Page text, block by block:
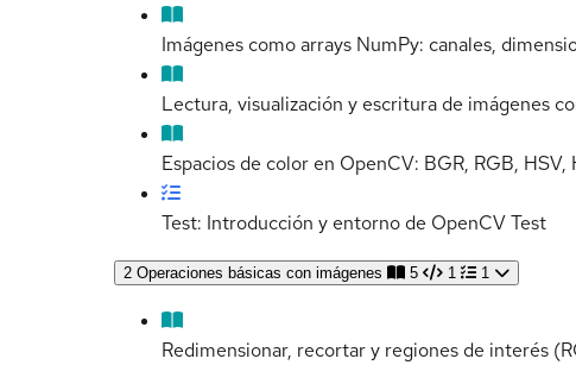
Imágenes como arrays NumPy: canales,
Lectura, visualización y escritura de imágenes
Espacios de color en OpenCV: BGR, RGB, HSV,
Test: Introducción y entorno de OpenCVTest
2 Operaciones básicas con imágenes 5 1 1
Redimensionar, recortar y regiones de interés